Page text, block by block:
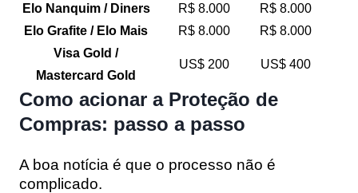
Elo Nanquim / Diners
R$ 8.000
R$ 8.000
Elo Grafite / Elo Mais
R$ 8.000
R$ 8.000
Visa Gold /
Mastercard Gold
US$ 200 US$ 400
Como acionar a Proteção de
Compras: passo a passo
A boa notícia é que o processo não é
complicado.